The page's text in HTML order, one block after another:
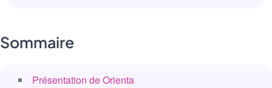
Sommaire
Présentation de Orienta